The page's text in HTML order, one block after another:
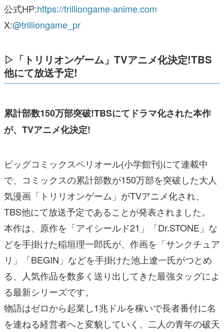
公式HP:https://trilliongame-anime.com
X:@trilliongame_pr
▷「トリリオンゲーム」TVアニメ化決定!TBS
他にて放送予定!
累計部数150万部突破!TBSにてドラマ化された本作
が、TVアニメ化決定!
ビッグコミックスペリオール(小学館刊)にて連載中
で、コミックスの累計部数が150万部を突破した大人
気漫画「トリリオンゲーム」がTVアニメ化され、
TBS他にて放送予定であることが発表されました。
本作は、原作を「アイシールド21」「Dr.STONE」な
どを手掛けた稲垣理一郎氏が、作画を「サンクチュア
リ」「BEGIN」などを手掛けた池上遼一氏がつとめ
る、人気作品を数多く送り出してきた最強タッグによ
る最新シリーズです。
物語はゼロから起業し1兆ドルを稼いで長者番付に名
を連ねる経営者へと変貌していく、二人の青年の破天